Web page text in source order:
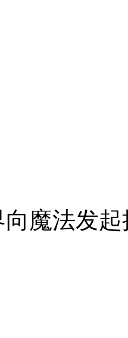
魔法发起